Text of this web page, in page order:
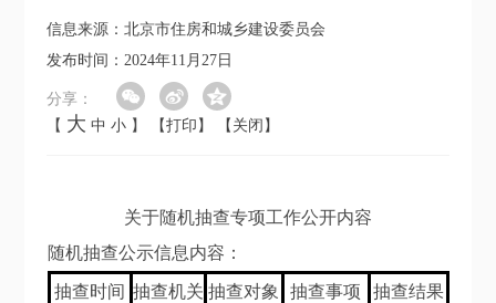
信息来源：北京市住房和城乡建设委员会
发布时间：2024年11月27日
分享：
【 大 中 小 】 【打印】 【关闭】
关于随机抽查专项工作公开内容
随机抽查公示信息内容：
抽查时间 抽查机关 抽查对象 抽查事项 抽查结果